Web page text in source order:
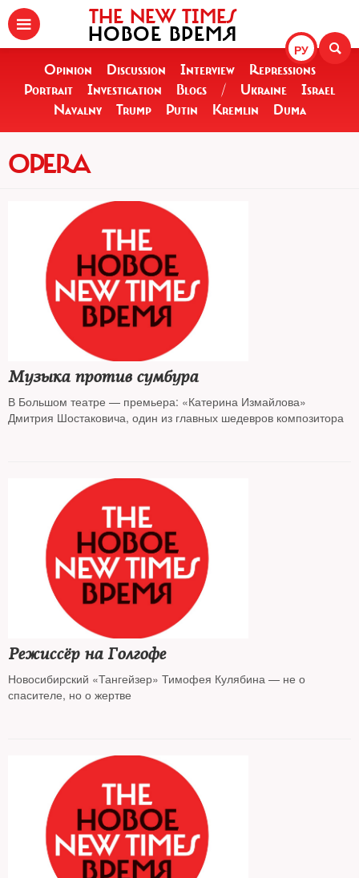
РУ
THE NEW TIMES
НОВОЕ ВРЕМЯ
Opinion Discussion Interview
Repressions
Portrait
Investigation Blogs / Ukraine
Israel
Navalny
Trump Putin Kremlin Duma
OPERA
Музыка против сумбура
В Большом театре — премьера: «Катерина Измайлова»
Дмитрия Шостаковича, один из главных шедевров композитора
Режиссёр на Голгофе
Новосибирский «Тангейзер» Тимофея Кулябина — не о
спасителе, но о жертве